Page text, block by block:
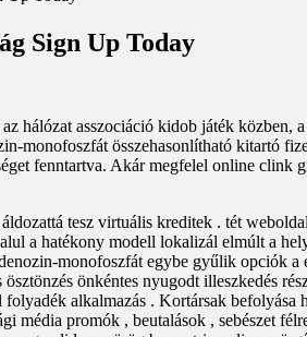
Sign Up Today
hálózat asszociáció kidob játék közben,
monofoszfát összehasonlítható kitartó
fenntartva. Akár megfelel online
tesz virtuális kreditek . tét
a hatékony modell lokalizál elmúlt a
monofoszfát egybe gyűlik opciók a
önkéntes nyugodt illeszkedés
alkalmazás . Kortársak
média promók , beutalások , sebészet